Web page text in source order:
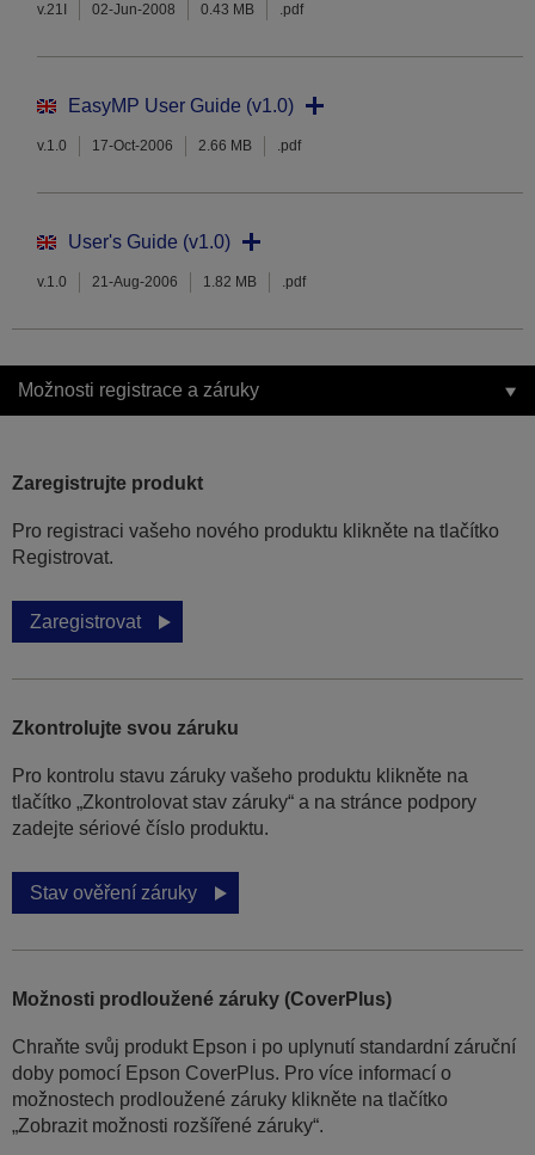
v.21I 02-Jun-2008 0.43 MB .pdf
EasyMP User Guide (v1.0)
v.1.0 17-Oct-2006 2.66 MB .pdf
User's Guide (v1.0)
v.1.0 21-Aug-2006 1.82 MB .pdf
Možnosti registrace a záruky
Zaregistrujte produkt
Pro registraci vašeho nového produktu klikněte na tlačítko
Registrovat.
Zaregistrovat
Zkontrolujte svou záruku
Pro kontrolu stavu záruky vašeho produktu klikněte na
tlačítko „Zkontrolovat stav záruky“ a na stránce podpory
zadejte sériové číslo produktu.
Stav ověření záruky
Možnosti prodloužené záruky (CoverPlus)
Chraňte svůj produkt Epson i po uplynutí standardní záruční
doby pomocí Epson CoverPlus. Pro více informací o
možnostech prodloužené záruky klikněte na tlačítko
„Zobrazit možnosti rozšířené záruky“.